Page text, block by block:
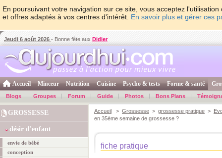
En poursuivant votre navigation sur ce site, vous acceptez
et offres adaptés à vos centres d'intérêt. En savoir plus et gérer ces
Jeudi 6 août 2026 - Bonne fête aux Didier
Accueil Minceur Nutrition Cuisine Psycho & tests Forme & santé
Blogs Groupes Forum Guide Photos Bons Plans
GROSSESSE
désir d'enfant
envie de bébé
conception
Accueil > Grossesse > grossesse pratique >
en 35ème semaine de grossesse ?
fiche pratique